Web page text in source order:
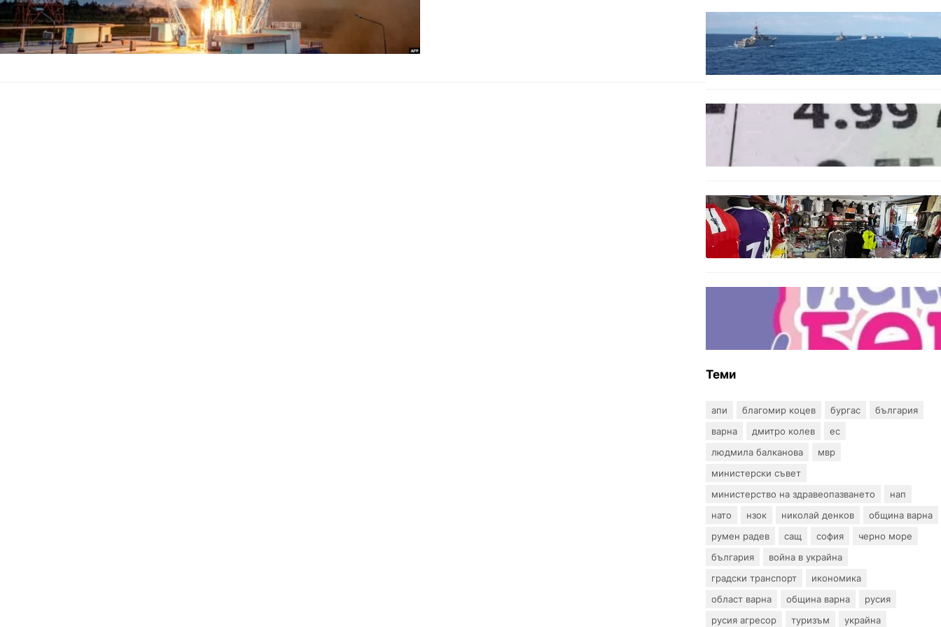
Нов минен ловец за
българския флот пристига до
края на годината
БЪЛГАРИЯ
Левът изчезва от етикетите:
БЪЛГАРИЯ
Иззеха фалшиви стоки за близо
650 000 евро при акция във
Варна и „Златни пясъци“
Инвитро подкрепата под
въпрос? „Искам бебе“ се обяви
срещу прехвърлянето на
Центъра към НЗОК
Теми
апи благомир коцев бургас
българия
варна
дмитро колев
ес
людмила балканова
мвр
министерски съвет
министерство на здравеопазването
нап
нато
нзок николай денков
община варна
румен радев
сащ софия
черно море
българия
война в украйна
градски транспорт
икономика
област варна
община варна
русия
русия агресор
туризъм украйна